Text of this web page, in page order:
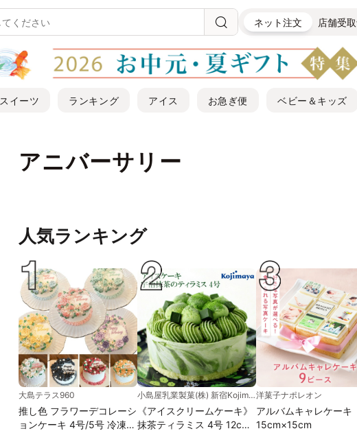
ネット注文 店舗受
スイーツ ランキング アイス お急ぎ便 ベビー＆キッズ
アニバーサリー
人気ランキング
大島テラス960
推し色 フラワーデコレーシ
ョンケーキ 4号/5号 冷凍
小島屋乳業製菓(株) 新宿Kojimaya
《アイスクリームケーキ》
抹茶ティラミス 4号 12cm
洋菓子ナポレオン
アルバムキャレケーキ
15cm×15cm